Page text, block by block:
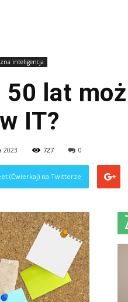
inteligencja
lat
IT?
2023 727 0
(Ćwierkaj) na Twitterze